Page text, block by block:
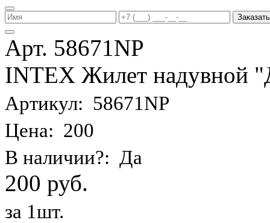
Заказать
Арт. 58671NP
INTEX Жилет надувной
Артикул: 58671NP
Цена: 200
В наличии?: Да
200 руб.
за 1шт.